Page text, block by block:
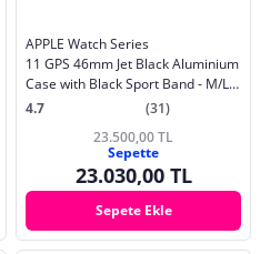
APPLE Watch Series
11 GPS 46mm Jet Black Aluminium
Case with Black Sport Band - M/L
MEUX4TU/A
4.7
(31)
23.500,00 TL
Sepette
23.030,00 TL
Sepete Ekle